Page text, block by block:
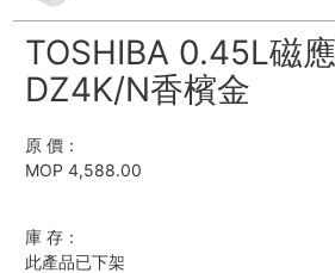
TOSHIBA 0.45L磁
DZ4K/N香檳金
原 價：
MOP 4,588.00
庫 存：
此產品已下架